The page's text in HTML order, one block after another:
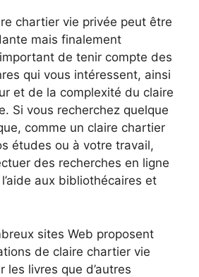
chartier vie privée peut être
mais finalement
de tenir compte des
qui vous intéressent, ainsi
et de la complexité du claire
Si vous recherchez quelque
comme un claire chartier
études ou à votre travail,
des recherches en ligne
aux bibliothécaires et
sites Web proposent
de claire chartier vie
les livres que d’autres